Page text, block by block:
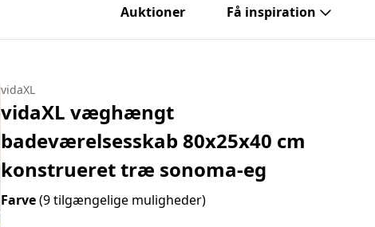
Auktioner Få inspiration
vidaXL
vidaXL væghængt
badeværelsesskab 80x25x40 cm
konstrueret træ sonoma-eg
Farve(9 tilgængelige muligheder)